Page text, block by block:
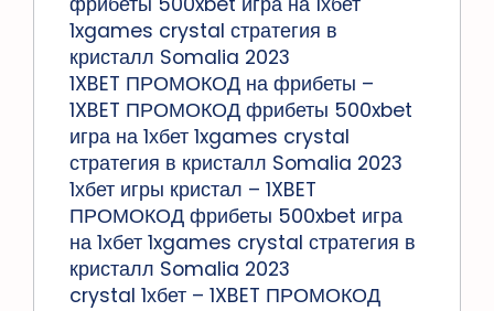
1xgames crystal стратегия в
кристалл Somalia 2023
1XBET ПРОМОКОД на фрибеты –
1XBET ПРОМОКОД фрибеты 500xbet
игра на 1хбет 1xgames crystal
стратегия в кристалл Somalia 2023
1хбет игры кристал – 1XBET
ПРОМОКОД фрибеты 500xbet игра
на 1хбет 1xgames crystal стратегия в
кристалл Somalia 2023
crystal 1хбет – 1XBET ПРОМОКОД